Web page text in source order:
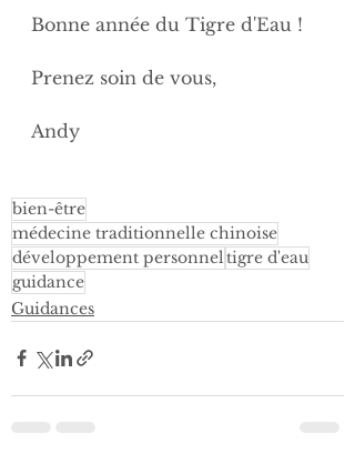
Bonne année du Tigre d'Eau !
Prenez soin de vous,
Andy
bien-être
médecine traditionnelle chinoise
développement personnel tigre d'eau
guidance
Guidances